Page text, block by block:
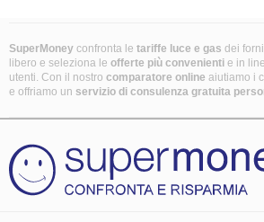
SuperMoney confronta le tariffe luce e gas dei
libero e seleziona le offerte più convenienti e in
utenti. Con il nostro comparatore online aiutiamo i
e offriamo un servizio di consulenza gratuita